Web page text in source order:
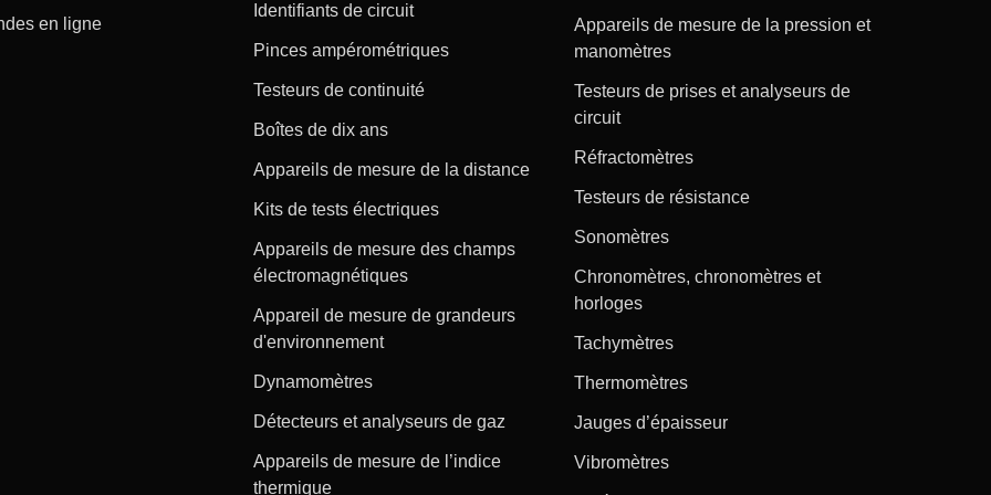
en ligne
Identifiants de circuit
Pinces ampérométriques
Testeurs de continuité
Boîtes de dix ans
Appareils de mesure de la distance
Kits de tests électriques
Appareils de mesure des champs
électromagnétiques
Appareil de mesure de grandeurs
d'environnement
Dynamomètres
Détecteurs et analyseurs de gaz
Appareils de mesure de l’indice
thermique
Appareils de mesure de la pression et
manomètres
Testeurs de prises et analyseurs de
circuit
Réfractomètres
Testeurs de résistance
Sonomètres
Chronomètres, chronomètres et
horloges
Tachymètres
Thermomètres
Jauges d’épaisseur
Vibromètres